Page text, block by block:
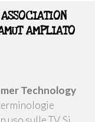
AMPLIATO
Technology